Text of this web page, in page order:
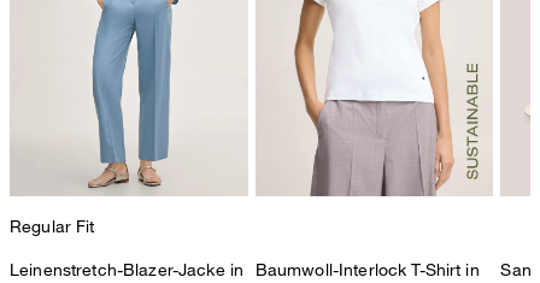
Regular Fit
Leinenstretch-Blazer-Jacke in
Baumwoll-Interlock T-Shirt in